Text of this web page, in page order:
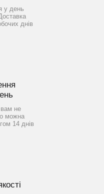
у день
днів
не
можна
14 днів